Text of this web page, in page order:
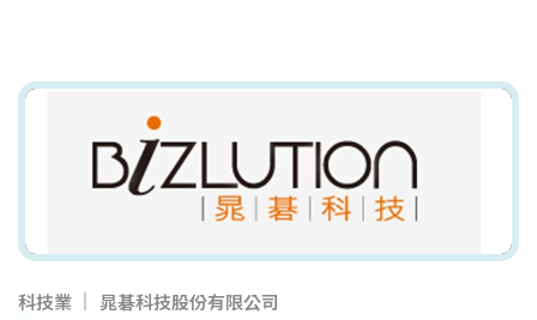
科技業 晁碁科技股份有限公司